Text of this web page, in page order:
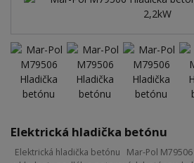
Elektrická hladička betónu
Elektrická hladička betónu Mar-Pol